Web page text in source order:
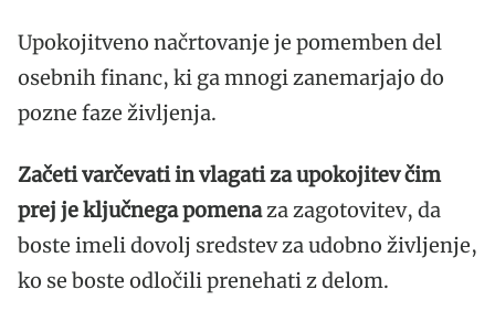
Upokojitveno načrtovanje je pomemben del
osebnih financ, ki ga mnogi zanemarjajo do
pozne faze življenja.
Začeti varčevati in vlagati za upokojitev čim
prej je ključnega pomenaza zagotovitev, da
boste imeli dovolj sredstev za udobno življenje,
ko se boste odločili prenehati z delom.